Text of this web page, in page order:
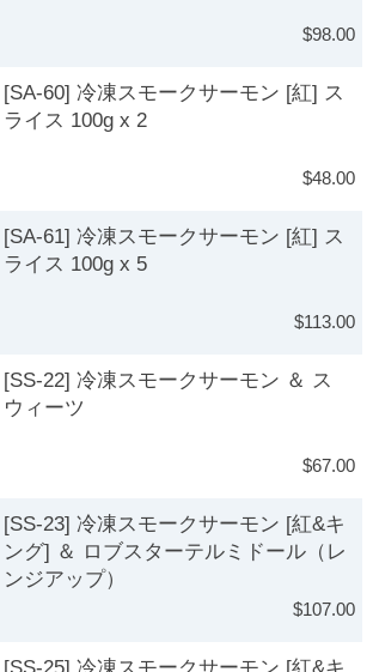
$98.00
[SA-60] 冷凍スモークサーモン [紅] ス
ライス 100g x 2
$48.00
[SA-61] 冷凍スモークサーモン [紅] ス
ライス 100g x 5
$113.00
[SS-22] 冷凍スモークサーモン ＆ ス
ウィーツ
$67.00
[SS-23] 冷凍スモークサーモン [紅&キ
ング] ＆ ロブスターテルミドール（レ
ンジアップ）
$107.00